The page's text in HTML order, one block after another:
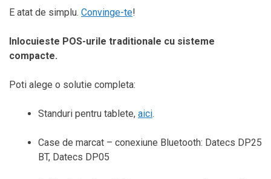
E atat de simplu. Convinge-te!
Inlocuieste POS-urile traditionale cu sisteme
compacte.
Poti alege o solutie completa:
Standuri pentru tablete, aici.
Case de marcat – conexiune Bluetooth: Datecs DP25
BT, Datecs DP05